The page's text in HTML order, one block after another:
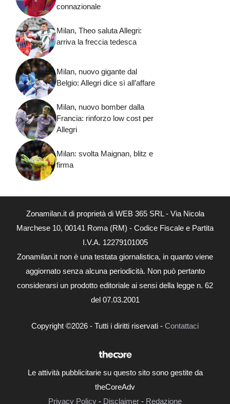
connazionale
Milan, Theo saluta Allegri:
arriva la freccia tedesca
Milan, nuovo gigante dal
Belgio: Allegri dice sì all’affare
Milan, nuovo bomber dalla
Francia: rinforzo low cost per
Allegri
Milan: svolta Maignan, blitz e
firma
Zonamilan.it di proprietà di WEB 365 SRL - Via Nicola
Marchese 10, 00141 Roma (RM) - Codice Fiscale e Partita
I.V.A. 12279101005
Zonamilan.it non è una testata giornalistica, in quanto viene
aggiornato senza alcuna periodicità. Non può pertanto
considerarsi un prodotto editoriale ai sensi della legge n. 62
del 07.03.2001
Copyright ©2026 - Tutti i diritti riservati - Contattaci
Le attività pubblicitarie su questo sito sono gestite da
theCoreAdv
Privacy Policy - Disclaimer - Redazione